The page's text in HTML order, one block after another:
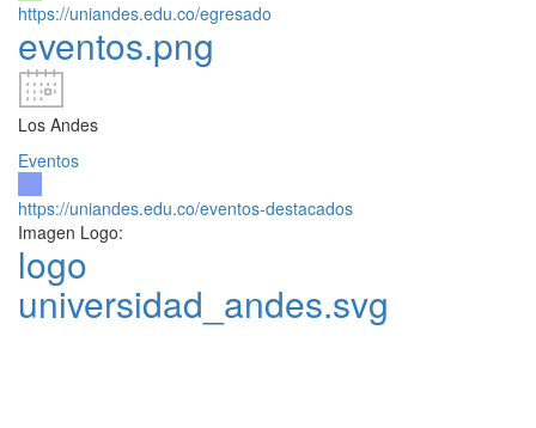
https://uniandes.edu.co/egresado
eventos.png
Los Andes
Eventos
https://uniandes.edu.co/eventos-destacados
Imagen Logo:
logo
universidad_andes.svg